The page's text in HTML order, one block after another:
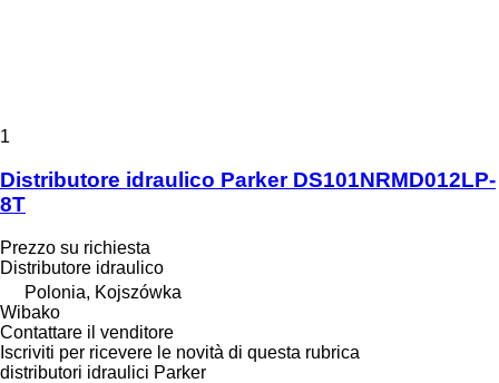
1
Distributore idraulico Parker DS101NRMD012LP-
8T
Prezzo su richiesta
Distributore idraulico
Polonia, Kojszówka
Wibako
Contattare il venditore
Iscriviti per ricevere le novità di questa rubrica
distributori idraulici Parker